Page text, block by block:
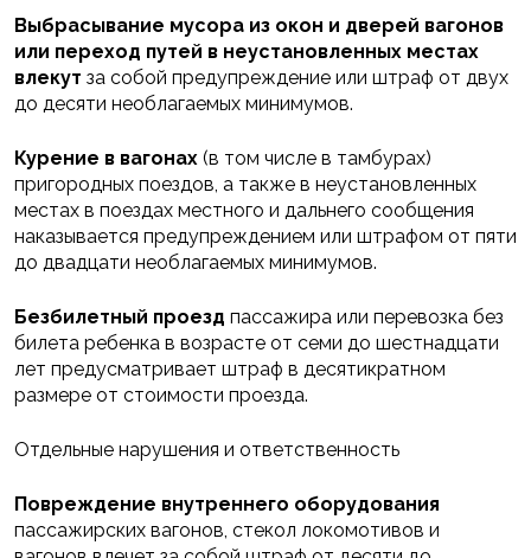
Выбрасывание мусора из окон и дверей вагонов
или переход путей в неустановленных местах
влекут за собой предупреждение или штраф от двух
до десяти необлагаемых минимумов.
Курение в вагонах (в том числе в тамбурах)
пригородных поездов, а также в неустановленных
местах в поездах местного и дальнего сообщения
наказывается предупреждением или штрафом от пяти
до двадцати необлагаемых минимумов.
Безбилетный проезд пассажира или перевозка без
билета ребенка в возрасте от семи до шестнадцати
лет предусматривает штраф в десятикратном
размере от стоимости проезда.
Отдельные нарушения и ответственность
Повреждение внутреннего оборудования
пассажирских вагонов, стекол локомотивов и